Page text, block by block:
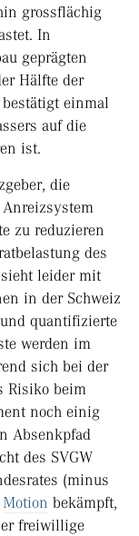
grossflächig
In
geprägten
Hälfte der
einmal
auf die
ist.
die
zu reduzieren
des
leider mit
in der Schweiz
quantifizierte
werden im
sich bei der
Risiko beim
noch einig
Absenkpfad
des SVGW
(minus
Motion bekämpft,
freiwillige